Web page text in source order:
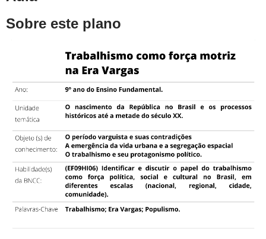
Sobre este plano